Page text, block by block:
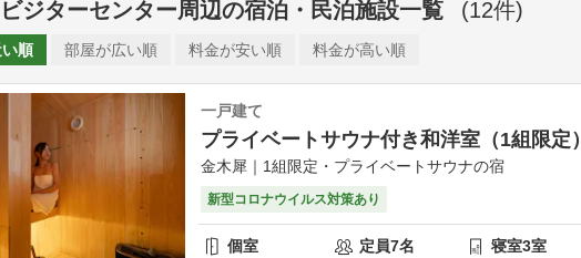
ジターセンター周辺の宿泊・民泊施設一覧 (12件)
順 部屋が広い順 料金が安い順 料金が高い順
一戸建て
プライベートサウナ付き和洋室（1組限定）
金木犀｜1組限定・プライベートサウナの宿
新型コロナウイルス対策あり
個室 定員7名 寝室3室